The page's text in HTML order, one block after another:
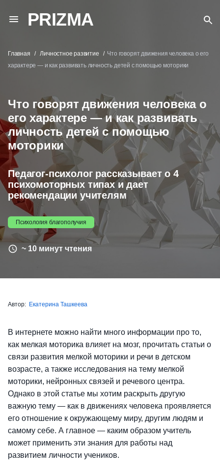
PRIZMA
Главная Личностное развитие
Что говорят движения человека о его
характере — и как развивать личность детей с помощью моторики
Что говорят движения человека о
его характере — и как развивать
личность детей с помощью
моторики
Педагог-психолог рассказывает о 4
психомоторных типах и дает
рекомендации учителям
Психология благополучия
~ 10 минут чтения
Автор: Екатерина Ташкеева
В интернете можно найти много информации про то,
как мелкая моторика влияет на мозг, прочитать статьи о
связи развития мелкой моторики и речи в детском
возрасте, а также исследования на тему мелкой
моторики, нейронных связей и речевого центра.
Однако в этой статье мы хотим раскрыть другую
важную тему — как в движениях человека проявляется
его отношение к окружающему миру, другим людям и
самому себе. А главное — каким образом учитель
может применить эти знания для работы над
развитием личности учеников.